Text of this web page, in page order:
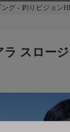
グ - 釣りビジョン
ラ スロー